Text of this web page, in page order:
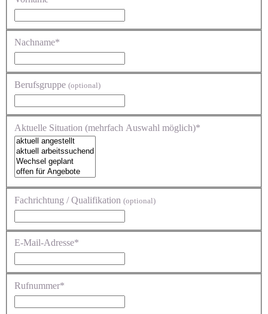
Nachname*
Berufsgruppe (optional)
Aktuelle Situation (mehrfach Auswahl möglich)*
Fachrichtung / Qualifikation (optional)
E-Mail-Adresse*
Rufnummer*